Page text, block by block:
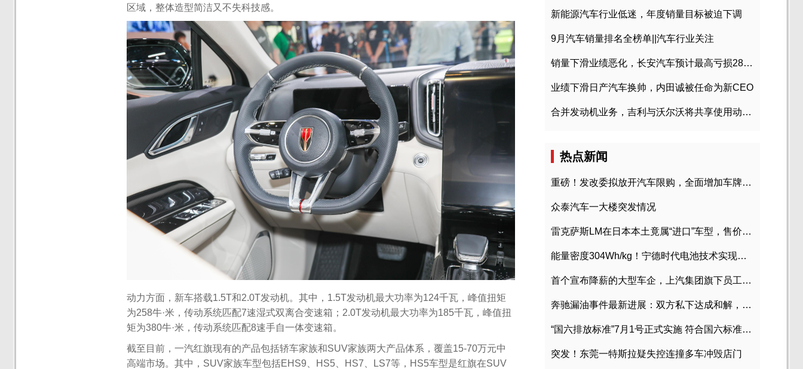
区域，整体造型简洁又不失科技感。
动力方面，新车搭载1.5T和2.0T发动机。其中，1.5T发动机最大功率为124千瓦，峰值扭矩
为258牛·米，传动系统匹配7速湿式双离合变速箱；2.0T发动机最大功率为185千瓦，峰值扭
矩为380牛·米，传动系统匹配8速手自一体变速箱。
截至目前，一汽红旗现有的产品包括轿车家族和SUV家族两大产品体系，覆盖15-70万元中
高端市场。其中，SUV家族车型包括EHS9、HS5、HS7、LS7等，HS5车型是红旗在SUV
新能源汽车行业低迷，年度销量目标被迫下调
9月汽车销量排名全榜单||汽车行业关注
销量下滑业绩恶化，长安汽车预计最高亏损28亿元
业绩下滑日产汽车换帅，内田诚被任命为新CEO
合并发动机业务，吉利与沃尔沃将共享使用动力总成
热点新闻
重磅！发改委拟放开汽车限购，全面增加车牌指标
众泰汽车一大楼突发情况
雷克萨斯LM在日本本土竟属“进口”车型，售价2580万日元
能量密度304Wh/kg！宁德时代电池技术实现突破
首个宣布降薪的大型车企，上汽集团旗下员工降薪文件曝光
奔驰漏油事件最新进展：双方私下达成和解，工商已介入调查
“国六排放标准”7月1号正式实施 符合国六标准车型目录一览
突发！东莞一特斯拉疑失控连撞多车冲毁店门